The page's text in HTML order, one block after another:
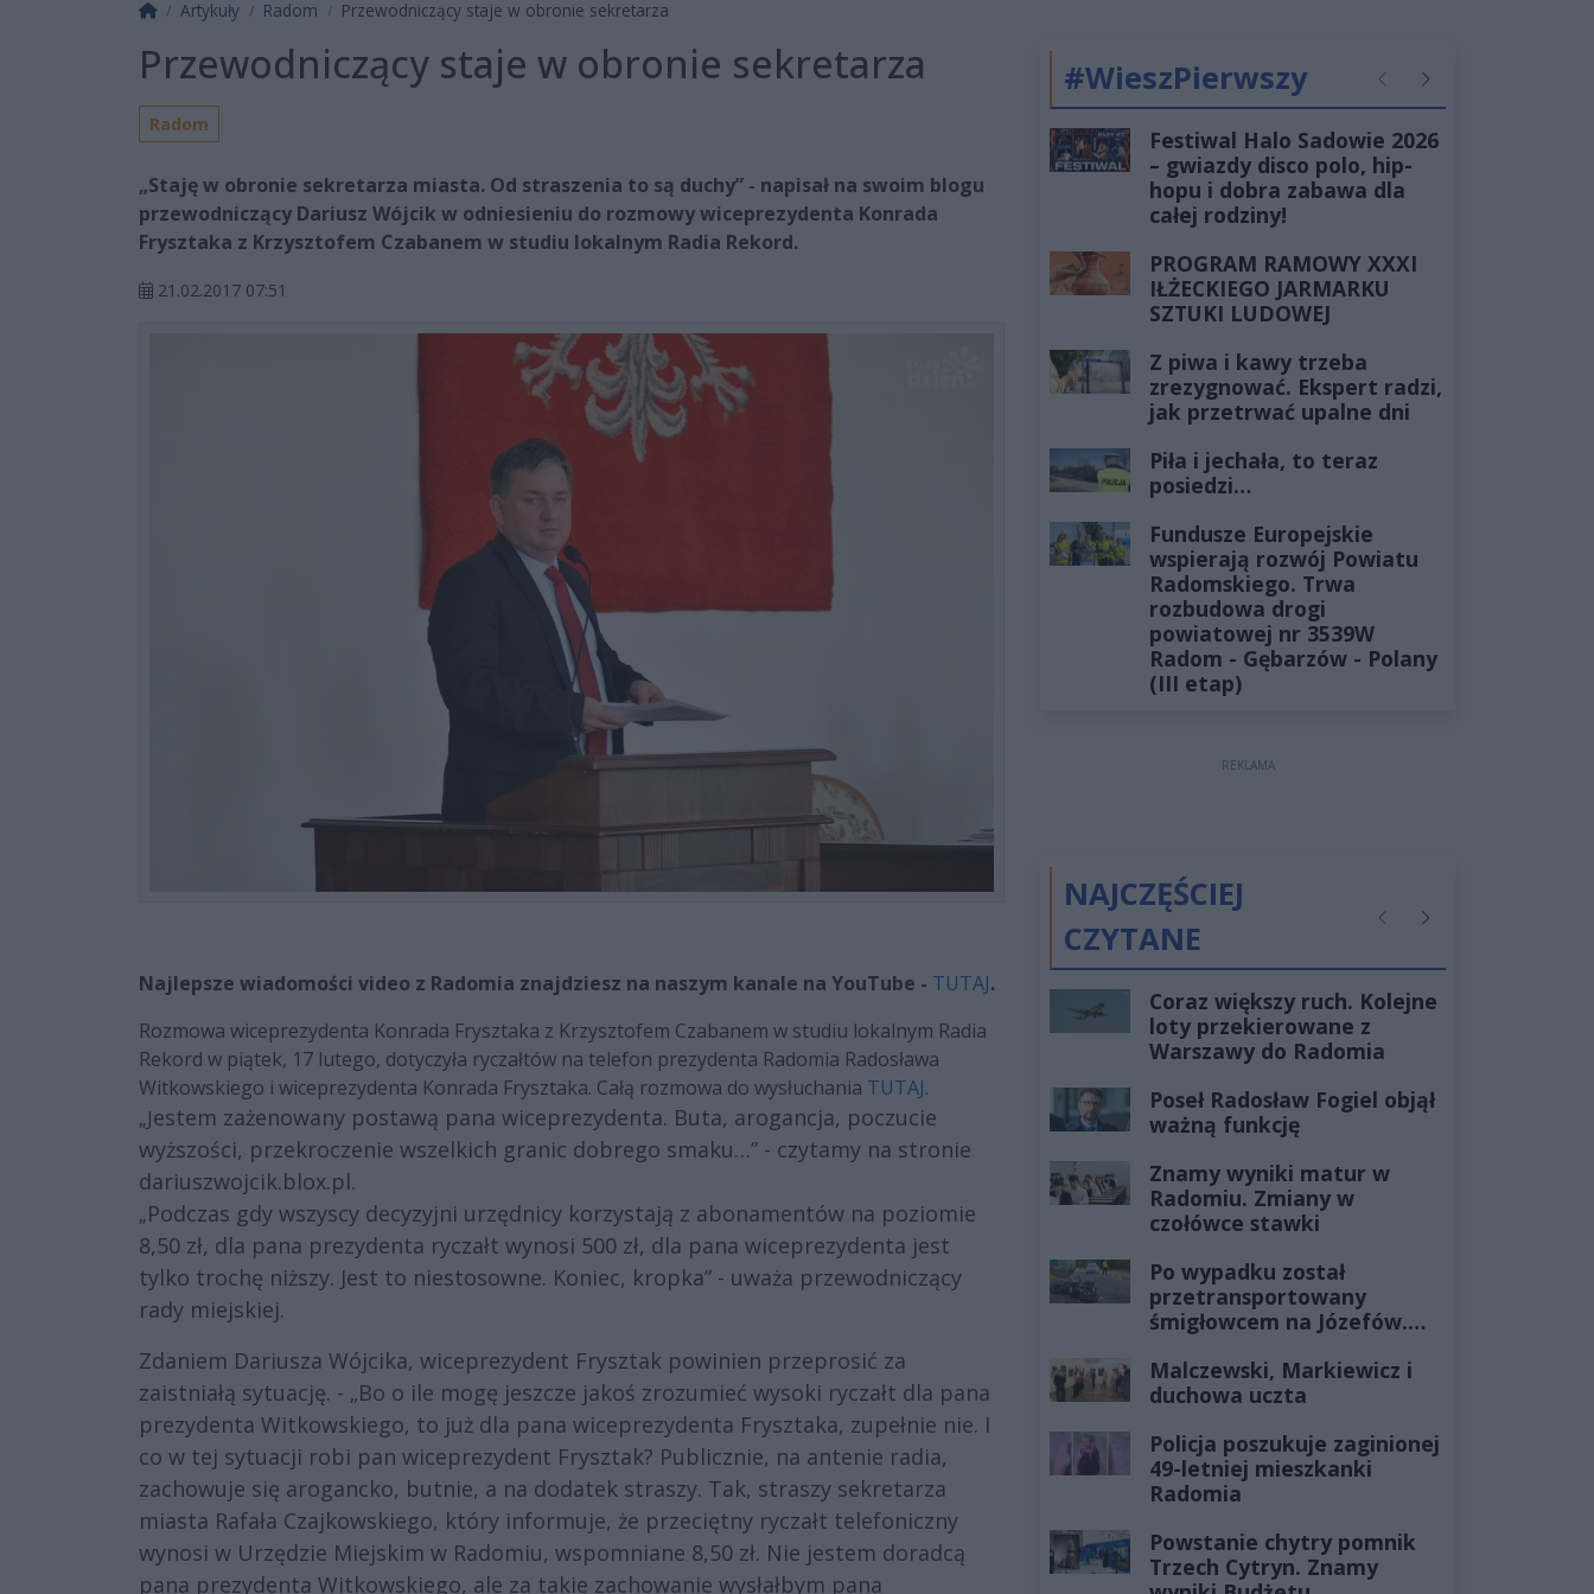
Strona główna
Artykuły Radom Przewodniczący staje w obronie sekretarza
Przewodniczący staje w obronie sekretarza
Radom
„Staję w obronie sekretarza miasta. Od straszenia to są duchy” - napisał na swoim blogu
przewodniczący Dariusz Wójcik w odniesieniu do rozmowy wiceprezydenta Konrada
Frysztaka z Krzysztofem Czabanem w studiu lokalnym Radia Rekord.
21.02.2017 07:51
Najlepsze wiadomości video z Radomia znajdziesz na naszym kanale na YouTube - TUTAJ.
Rozmowa wiceprezydenta Konrada Frysztaka z Krzysztofem Czabanem w studiu lokalnym Radia
Rekord w piątek, 17 lutego, dotyczyła ryczałtów na telefon prezydenta Radomia Radosława
Witkowskiego i wiceprezydenta Konrada Frysztaka. Całą rozmowa do wysłuchania TUTAJ.
„Jestem zażenowany postawą pana wiceprezydenta. Buta, arogancja, poczucie
wyższości, przekroczenie wszelkich granic dobrego smaku…” - czytamy na stronie
dariuszwojcik.blox.pl.
„Podczas gdy wszyscy decyzyjni urzędnicy korzystają z abonamentów na poziomie
8,50 zł, dla pana prezydenta ryczałt wynosi 500 zł, dla pana wiceprezydenta jest
tylko trochę niższy. Jest to niestosowne. Koniec, kropka” - uważa przewodniczący
rady miejskiej.
Zdaniem Dariusza Wójcika, wiceprezydent Frysztak powinien przeprosić za
zaistniałą sytuację. - „Bo o ile mogę jeszcze jakoś zrozumieć wysoki ryczałt dla pana
prezydenta Witkowskiego, to już dla pana wiceprezydenta Frysztaka, zupełnie nie. I
co w tej sytuacji robi pan wiceprezydent Frysztak? Publicznie, na antenie radia,
zachowuje się arogancko, butnie, a na dodatek straszy. Tak, straszy sekretarza
miasta Rafała Czajkowskiego, który informuje, że przeciętny ryczałt telefoniczny
wynosi w Urzędzie Miejskim w Radomiu, wspomniane 8,50 zł. Nie jestem doradcą
pana prezydenta Witkowskiego, ale za takie zachowanie wysłałbym pana
#WieszPierwszy PoprzednieNastępne
Festiwal Halo Sadowie 2026
– gwiazdy disco polo, hip-
hopu i dobra zabawa dla
całej rodziny!
PROGRAM RAMOWY XXXI
IŁŻECKIEGO JARMARKU
SZTUKI LUDOWEJ
Z piwa i kawy trzeba
zrezygnować. Ekspert radzi,
jak przetrwać upalne dni
Piła i jechała, to teraz
posiedzi…
Fundusze Europejskie
wspierają rozwój Powiatu
Radomskiego. Trwa
rozbudowa drogi
powiatowej nr 3539W
Radom - Gębarzów - Polany
(III etap)
REKLAMA
NAJCZĘŚCIEJ
CZYTANE
PoprzednieNastępne
Coraz większy ruch. Kolejne
loty przekierowane z
Warszawy do Radomia
Poseł Radosław Fogiel objął
ważną funkcję
Znamy wyniki matur w
Radomiu. Zmiany w
czołówce stawki
Po wypadku został
przetransportowany
śmigłowcem na Józefów.
żyłach
Malczewski, Markiewicz i
duchowa uczta
Policja poszukuje zaginionej
49-letniej mieszkanki
Radomia
Powstanie chytry pomnik
Trzech Cytryn. Znamy